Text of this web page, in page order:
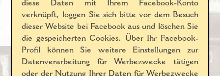
diese Daten mit Ihrem Facebook-Konto
verknüpft, loggen Sie sich bitte vor dem Besuch
dieser Website bei Facebook aus und löschen Sie
die gespeicherten Cookies. Über Ihr Facebook-
Profil können Sie weitere Einstellungen zur
Datenverarbeitung für Werbezwecke tätigen
oder der Nutzung Ihrer Daten für Werbezwecke